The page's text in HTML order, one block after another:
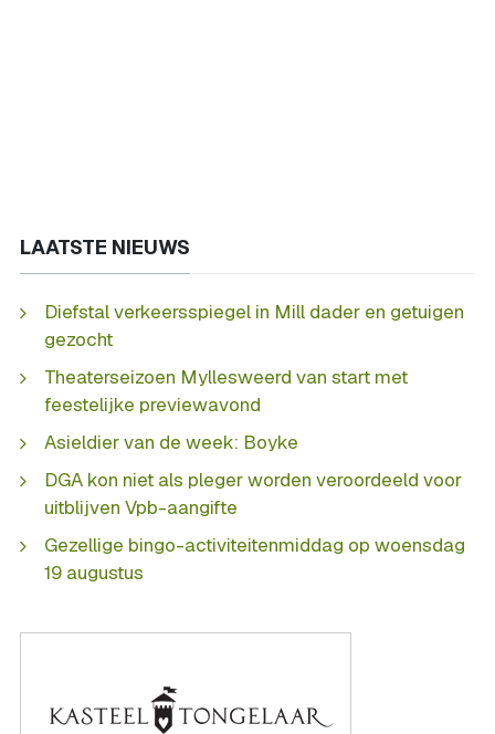
LAATSTE NIEUWS
Diefstal verkeersspiegel in Mill dader en getuigen
gezocht
Theaterseizoen Myllesweerd van start met
feestelijke previewavond
Asieldier van de week: Boyke
DGA kon niet als pleger worden veroordeeld voor
uitblijven Vpb-aangifte
Gezellige bingo-activiteitenmiddag op woensdag
19 augustus